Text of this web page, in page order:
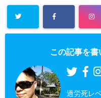
この記事を
過労死レ